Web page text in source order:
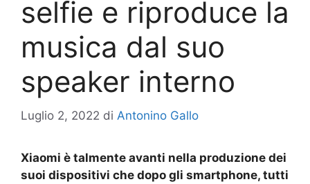
selfie e riproduce la
musica dal suo
speaker interno
Luglio 2, 2022 di Antonino Gallo
Xiaomi è talmente avanti nella produzione dei
suoi dispositivi che dopo gli smartphone, tutti